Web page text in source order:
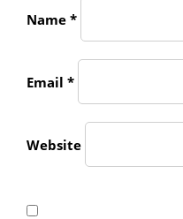
Name *
Email *
Website